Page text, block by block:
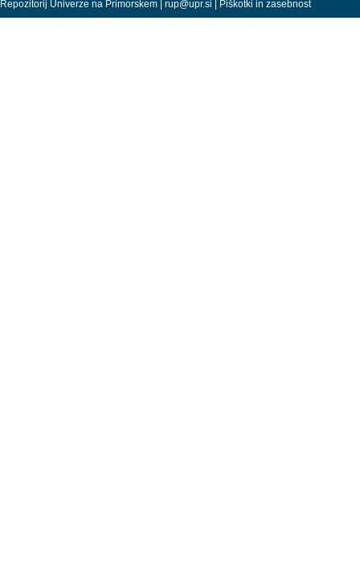
Repozitorij Univerze na Primorskem | rup@upr.si | Piškotki in zasebnost